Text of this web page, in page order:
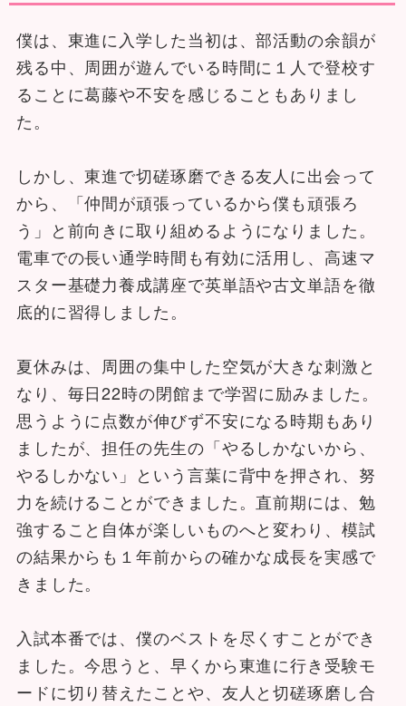
僕は、東進に入学した当初は、部活動の余韻が
残る中、周囲が遊んでいる時間に１人で登校す
ることに葛藤や不安を感じることもありまし
た。
しかし、東進で切磋琢磨できる友人に出会って
から、「仲間が頑張っているから僕も頑張ろ
う」と前向きに取り組めるようになりました。
電車での長い通学時間も有効に活用し、高速マ
スター基礎力養成講座で英単語や古文単語を徹
底的に習得しました。
夏休みは、周囲の集中した空気が大きな刺激と
なり、毎日22時の閉館まで学習に励みました。
思うように点数が伸びず不安になる時期もあり
ましたが、担任の先生の「やるしかないから、
やるしかない」という言葉に背中を押され、努
力を続けることができました。直前期には、勉
強すること自体が楽しいものへと変わり、模試
の結果からも１年前からの確かな成長を実感で
きました。
入試本番では、僕のベストを尽くすことができ
ました。今思うと、早くから東進に行き受験モ
ードに切り替えたことや、友人と切磋琢磨し合